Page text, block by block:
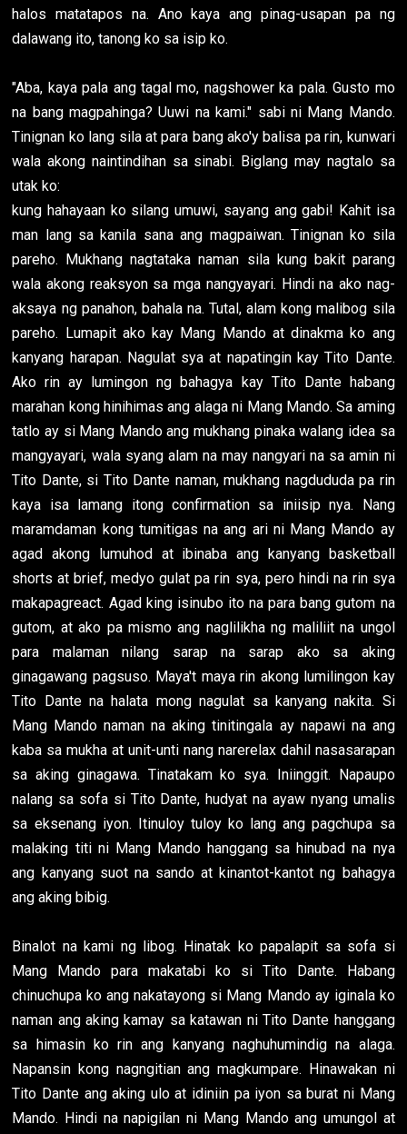
halos matatapos na. Ano kaya ang pinag-usapan pa ng
dalawang ito, tanong ko sa isip ko.
"Aba, kaya pala ang tagal mo, nagshower ka pala. Gusto mo
na bang magpahinga? Uuwi na kami." sabi ni Mang Mando.
Tinignan ko lang sila at para bang ako'y balisa pa rin, kunwari
wala akong naintindihan sa sinabi. Biglang may nagtalo sa
utak ko:
kung hahayaan ko silang umuwi, sayang ang gabi! Kahit isa
man lang sa kanila sana ang magpaiwan. Tinignan ko sila
pareho. Mukhang nagtataka naman sila kung bakit parang
wala akong reaksyon sa mga nangyayari. Hindi na ako nag-
aksaya ng panahon, bahala na. Tutal, alam kong malibog sila
pareho. Lumapit ako kay Mang Mando at dinakma ko ang
kanyang harapan. Nagulat sya at napatingin kay Tito Dante.
Ako rin ay lumingon ng bahagya kay Tito Dante habang
marahan kong hinihimas ang alaga ni Mang Mando. Sa aming
tatlo ay si Mang Mando ang mukhang pinaka walang idea sa
mangyayari, wala syang alam na may nangyari na sa amin ni
Tito Dante, si Tito Dante naman, mukhang nagdududa pa rin
kaya isa lamang itong confirmation sa iniisip nya. Nang
maramdaman kong tumitigas na ang ari ni Mang Mando ay
agad akong lumuhod at ibinaba ang kanyang basketball
shorts at brief, medyo gulat pa rin sya, pero hindi na rin sya
makapagreact. Agad king isinubo ito na para bang gutom na
gutom, at ako pa mismo ang naglilikha ng maliliit na ungol
para malaman nilang sarap na sarap ako sa aking
ginagawang pagsuso. Maya't maya rin akong lumilingon kay
Tito Dante na halata mong nagulat sa kanyang nakita. Si
Mang Mando naman na aking tinitingala ay napawi na ang
kaba sa mukha at unit-unti nang narerelax dahil nasasarapan
sa aking ginagawa. Tinatakam ko sya. Iniinggit. Napaupo
nalang sa sofa si Tito Dante, hudyat na ayaw nyang umalis
sa eksenang iyon. Itinuloy tuloy ko lang ang pagchupa sa
malaking titi ni Mang Mando hanggang sa hinubad na nya
ang kanyang suot na sando at kinantot-kantot ng bahagya
ang aking bibig.
Binalot na kami ng libog. Hinatak ko papalapit sa sofa si
Mang Mando para makatabi ko si Tito Dante. Habang
chinuchupa ko ang nakatayong si Mang Mando ay iginala ko
naman ang aking kamay sa katawan ni Tito Dante hanggang
sa himasin ko rin ang kanyang naghuhumindig na alaga.
Napansin kong nagngitian ang magkumpare. Hinawakan ni
Tito Dante ang aking ulo at idiniin pa iyon sa burat ni Mang
Mando. Hindi na napigilan ni Mang Mando ang umungol at